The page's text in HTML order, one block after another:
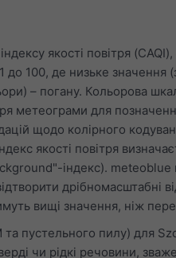
якості повітря
100, де низьке значення
– погану. Кольорова
метеограми для
щодо колірного
якості повітря
індекс).
дрібномасштабні
вищі значення, ніж
пустельного пилу) для
чи рідкі речовини,